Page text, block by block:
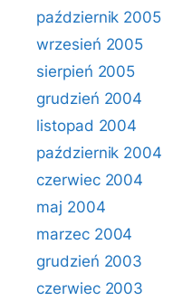
październik 2005
wrzesień 2005
sierpień 2005
grudzień 2004
listopad 2004
październik 2004
czerwiec 2004
maj 2004
marzec 2004
grudzień 2003
czerwiec 2003